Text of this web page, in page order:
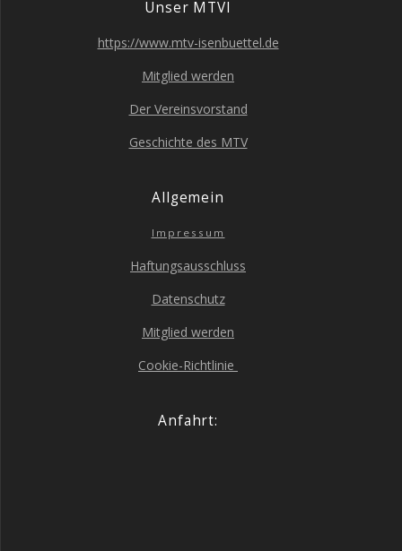
Unser MTVI
https://www.mtv-isenbuettel.de
Mit­glied werden
Der Ver­eins­vor­stand
Geschich­te des MTV
All­ge­mein
Impres­sum
Haf­tungs­aus­schluss
Daten­schutz
Mit­glied werden
Coo­kie-Richt­li­nie
Anfahrt: